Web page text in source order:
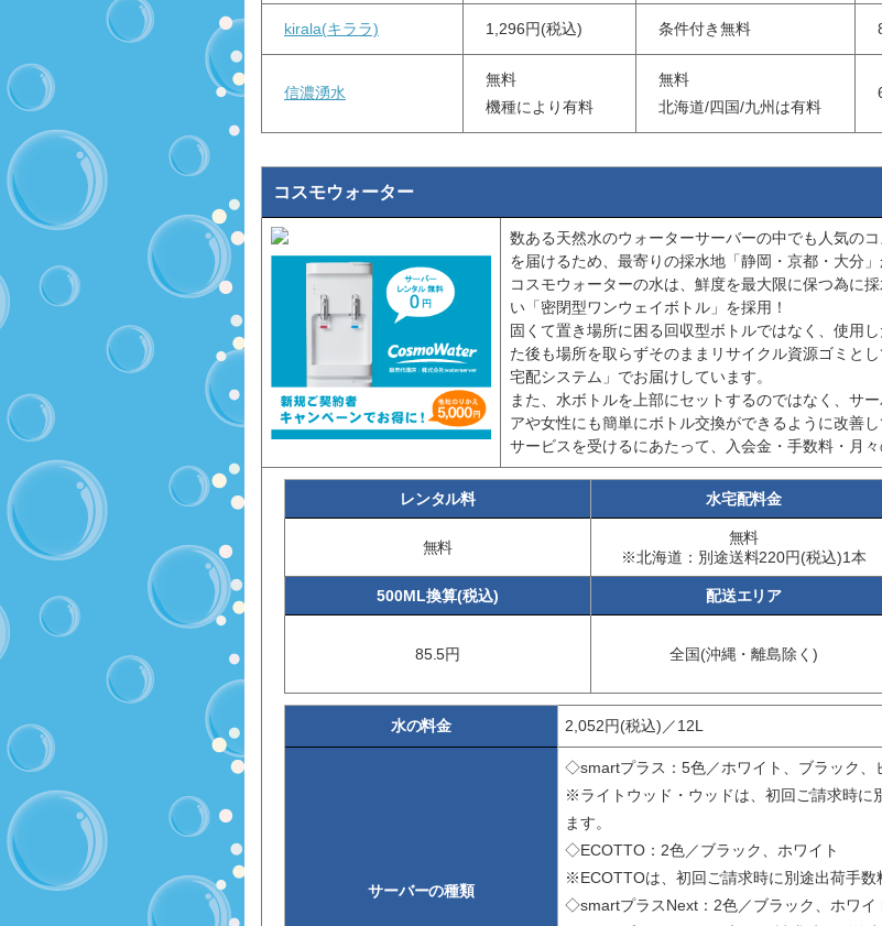
kirala(キララ) 1,296円(税込) 条件付き無料
信濃湧水
無料
機種により有料
無料
北海道/四国/九州は有料
コスモウォーター
数ある天然水のウォーターサーバーの中でも人気の
を届けるため、最寄りの採水地「静岡・京都・大分」
コスモウォーターの水は、鮮度を最大限に保つ為に
い「密閉型ワンウェイボトル」を採用！
固くて置き場所に困る回収型ボトルではなく、使用
た後も場所を取らずそのままリサイクル資源ゴミと
宅配システム」でお届けしています。
また、水ボトルを上部にセットするのではなく、サ
アや女性にも簡単にボトル交換ができるように改善し
サービスを受けるにあたって、入会金・手数料・月
レンタル料 水宅配料金
無料
無料
※北海道：別途送料220円(税込)1本
500ML換算(税込) 配送エリア
85.5円 全国(沖縄・離島除く)
水の料金 2,052円(税込)／12L
サーバーの種類
◇smartプラス：5色／ホワイト、ブラック、
※ライトウッド・ウッドは、初回ご請求時に
ます。
◇ECOTTO：2色／ブラック、ホワイト
※ECOTTOは、初回ご請求時に別途出荷手数
◇smartプラスNext：2色／ブラック、ホワイ